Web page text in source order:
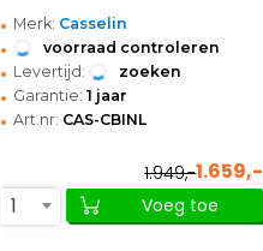
• Merk: Casselin
• voorraad controleren
• Levertijd: zoeken
• Garantie: 1 jaar
• Art.nr: CAS-CBINL
1.949,-1.659,-
1
Voeg toe